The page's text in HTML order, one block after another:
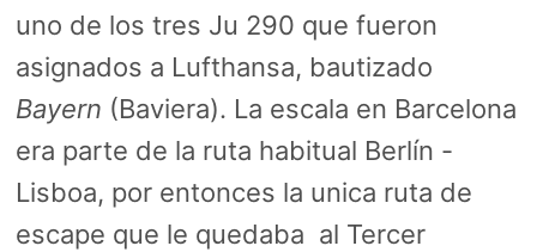
uno de los tres Ju 290 que fueron
asignados a Lufthansa, bautizado
Bayern (Baviera). La escala en Barcelona
era parte de la ruta habitual Berlín -
Lisboa, por entonces la unica ruta de
escape que le quedaba al Tercer